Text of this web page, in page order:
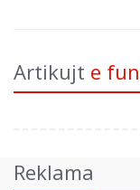
Artikujt e
Reklama